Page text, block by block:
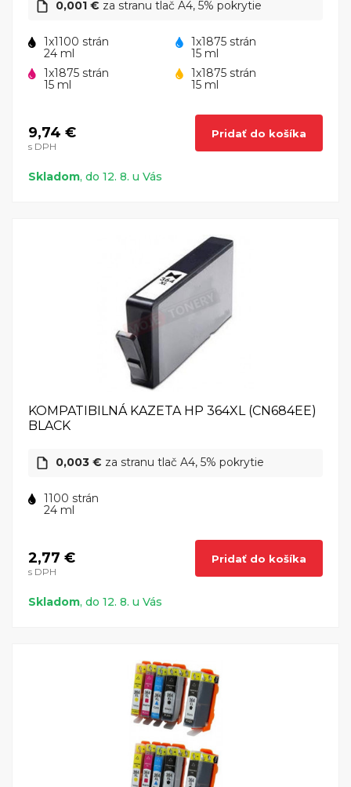
0,001 € za stranu tlač A4, 5% pokrytie
1x1100 strán
24 ml
1x1875 strán
15 ml
1x1875 strán
15 ml
1x1875 strán
15 ml
9,74 €
s DPH
Pridať do košíka
Skladom, do 12. 8. u Vás
KOMPATIBILNÁ KAZETA HP 364XL (CN684EE)
BLACK
0,003 € za stranu tlač A4, 5% pokrytie
1100 strán
24 ml
2,77 €
s DPH
Pridať do košíka
Skladom, do 12. 8. u Vás